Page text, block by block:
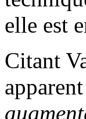
elle est
Citant